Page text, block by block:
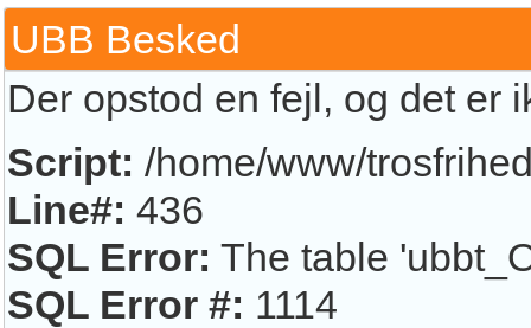
UBB Besked
Der opstod en fejl, og det
Script: /home/www/
Line#: 436
SQL Error: The table
SQL Error #: 1114